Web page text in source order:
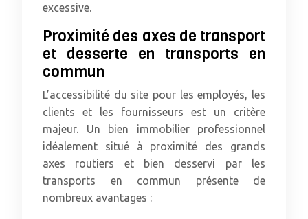
excessive.
Proximité des axes de transport
et desserte en transports en
commun
L’accessibilité du site pour les employés, les
clients et les fournisseurs est un critère
majeur. Un bien immobilier professionnel
idéalement situé à proximité des grands
axes routiers et bien desservi par les
transports en commun présente de
nombreux avantages :